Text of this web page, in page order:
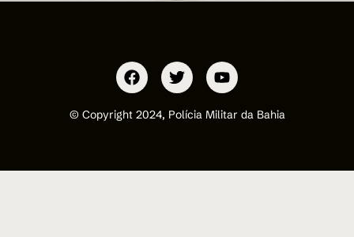
© Copyright 2024, Polícia Militar da Bahia